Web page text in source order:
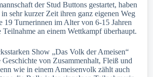
der Stud Buttons gestartet, haben
sehr kurzer Zeit ihren ganz eigenen Weg
19 Turnerinnen im Alter von 6-15 Jahren
Teilnahme an einem Wettkampf überhaupt.
Show „Das Volk der Ameisen“
Geschichte von Zusammenhalt, Fleiß und
wie in einem Ameisenvolk zählt auch